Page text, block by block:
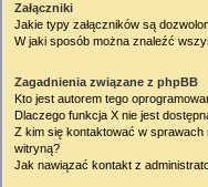
Załączniki
Jakie typy załączników są
W jaki sposób można znaleźć
Zagadnienia związane z phpBB
Kto jest autorem tego
Dlaczego funkcja X nie jest
Z kim się kontaktować w
witryną?
Jak nawiązać kontakt z